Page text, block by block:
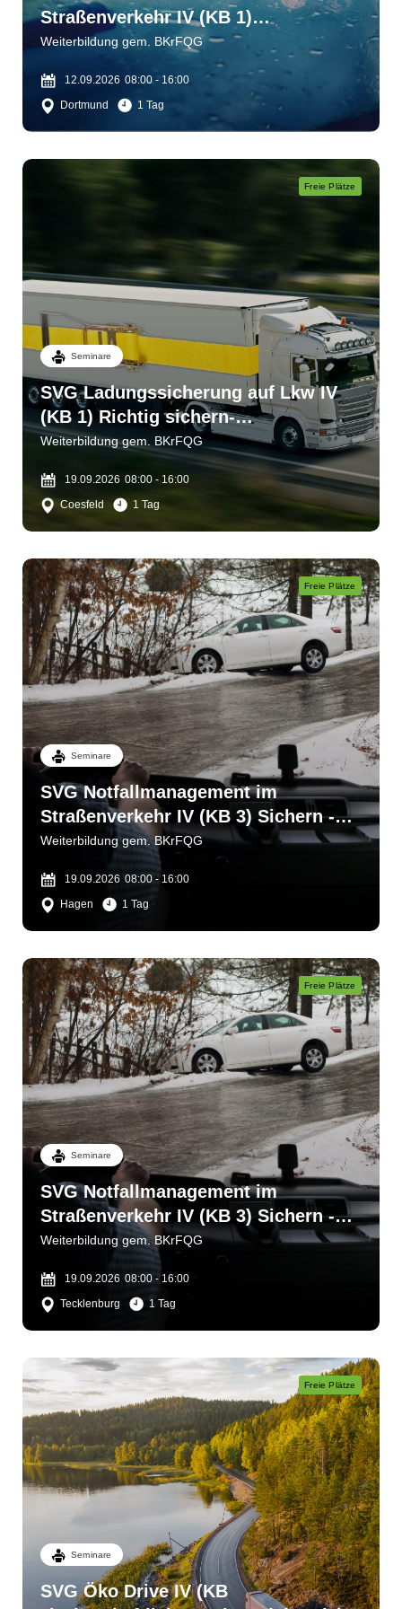
Straßenverkehr IV (KB 1)
Wahrnehmen - einschätzen -
Weiterbildung gem. BKrFQG
12.09.2026 08:00 - 16:00
Dortmund
1 Tag
Freie Plätze
Seminare
SVG Ladungssicherung auf Lkw IV
(KB 1) Richtig sichern-
verantwortlich handeln
Weiterbildung gem. BKrFQG
19.09.2026 08:00 - 16:00
Coesfeld
1 Tag
Freie Plätze
Seminare
SVG Notfallmanagement im
Straßenverkehr IV (KB 3) Sichern -
bergen - helfen
Weiterbildung gem. BKrFQG
19.09.2026 08:00 - 16:00
Hagen
1 Tag
Freie Plätze
Seminare
SVG Notfallmanagement im
Straßenverkehr IV (KB 3) Sichern -
bergen - helfen
Weiterbildung gem. BKrFQG
19.09.2026 08:00 - 16:00
Tecklenburg
1 Tag
Freie Plätze
Seminare
SVG Öko Drive IV (KB